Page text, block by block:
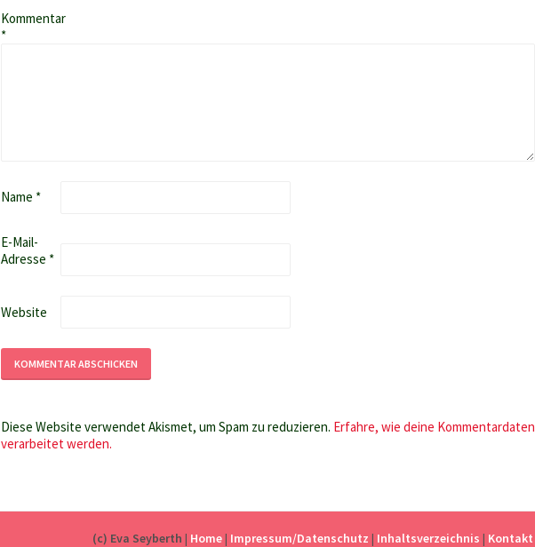
Kommentar
*
Name *
E-Mail-
Adresse *
Website
Diese Website verwendet Akismet, um Spam zu reduzieren. Erfahre, wie deine Kommentardaten
verarbeitet werden.
(c) Eva Seyberth | Home| Impressum/Datenschutz | Inhaltsverzeichnis | Kontakt